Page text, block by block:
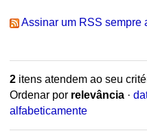
Assinar um RSS sempre
2itens atendem ao seu
Ordenar por relevância ·
alfabeticamente